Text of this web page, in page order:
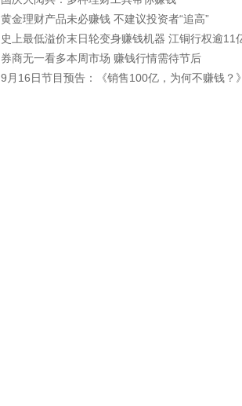
黄金理财产品未必赚钱 不建议投资者“追高”
史上最低溢价末日轮变身赚钱机器 江铜行权逾11
券商无一看多本周市场 赚钱行情需待节后
9月16日节目预告：《销售100亿，为何不赚钱？》